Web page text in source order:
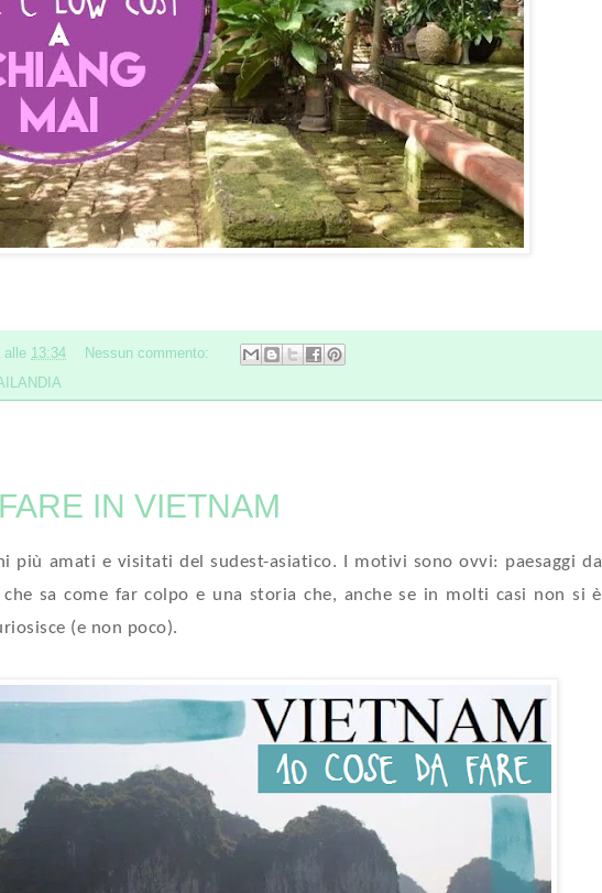
alle 13:34
Nessun commento:
IN VIETNAM
più amati e visitati del sudest-asiatico. I motivi sono ovvi: paesaggi da
sa come far colpo e una storia che, anche se in molti casi non si è
(e non poco).